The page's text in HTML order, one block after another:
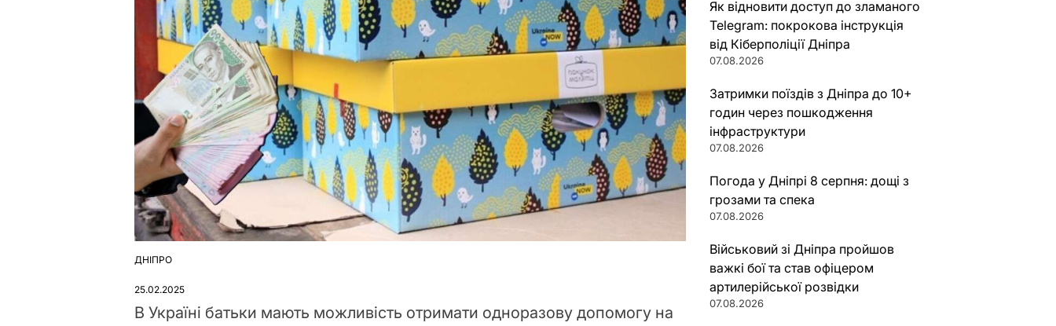
ОПУБЛІКУВАТИ
ДНІПРО
25.02.2025
В Україні батьки мають можливість отримати одноразову допомогу на
Як відновити доступ до зламаного
Telegram: покрокова інструкція
від Кіберполіції Дніпра
07.08.2026
Затримки поїздів з Дніпра до 10+
годин через пошкодження
інфраструктури
07.08.2026
Погода у Дніпрі 8 серпня: дощі з
грозами та спека
07.08.2026
Військовий зі Дніпра пройшов
важкі бої та став офіцером
артилерійської розвідки
07.08.2026